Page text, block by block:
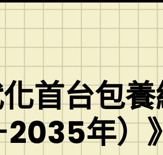
首台包
年）